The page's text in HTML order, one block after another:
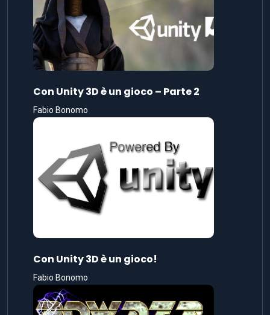
Con Unity 3D è un gioco – Parte 2
Fabio Bonomo
Con Unity 3D è un gioco!
Fabio Bonomo